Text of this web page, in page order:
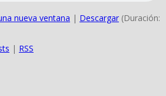
nueva ventana | Descargar (Duración:
| RSS